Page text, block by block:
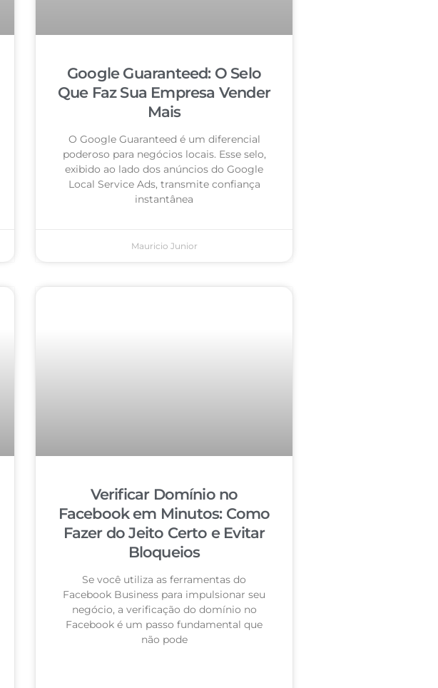
Google Guaranteed: O Selo
Que Faz Sua Empresa Vender
Mais
O Google Guaranteed é um diferencial
poderoso para negócios locais. Esse selo,
exibido ao lado dos anúncios do Google
Local Service Ads, transmite confiança
instantânea
Mauricio Junior
Verificar Domínio no
Facebook em Minutos: Como
Fazer do Jeito Certo e Evitar
Bloqueios
Se você utiliza as ferramentas do
Facebook Business para impulsionar seu
negócio, a verificação do domínio no
Facebook é um passo fundamental que
não pode